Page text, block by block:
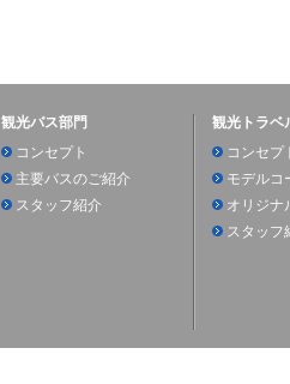
観光バス部門
コンセプト
主要バスのご紹介
スタッフ紹介
観光トラベ
コンセプ
モデルコ
オリジナ
スタッフ